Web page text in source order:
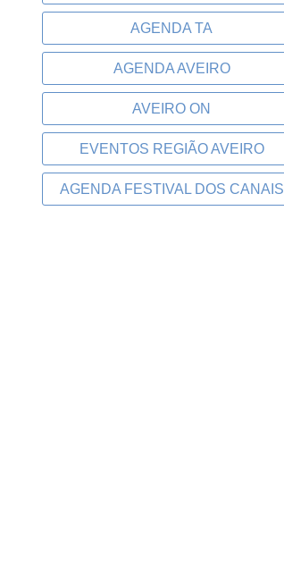
AGENDA TA
AGENDA AVEIRO
AVEIRO ON
EVENTOS REGIÃO AVEIRO
AGENDA FESTIVAL DOS CANAIS